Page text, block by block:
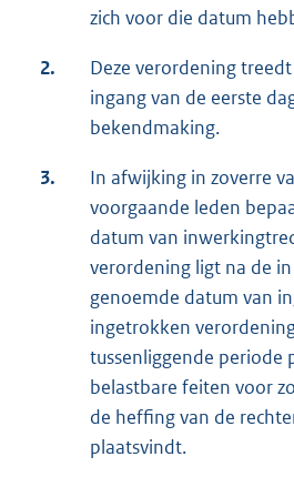
zich voor die datum
2.
Deze verordening
ingang van de eerste
bekendmaking.
3.
In afwijking in zoverre
voorgaande leden
datum van
verordening ligt na de
genoemde datum van
ingetrokken
tussenliggende periode
belastbare feiten voor
de heffing van de
plaatsvindt.